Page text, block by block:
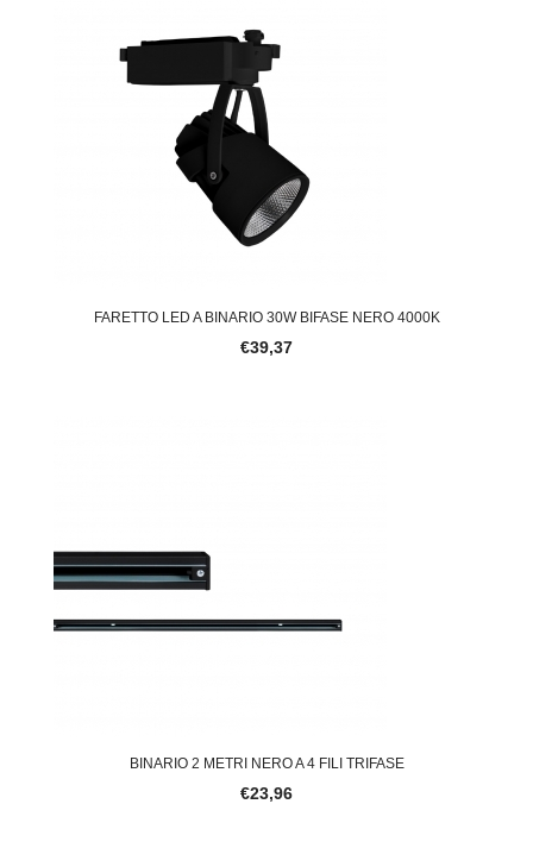
FARETTO LED A BINARIO 30W BIFASE NERO 4000K
€39,37
BINARIO 2 METRI NERO A 4 FILI TRIFASE
€23,96